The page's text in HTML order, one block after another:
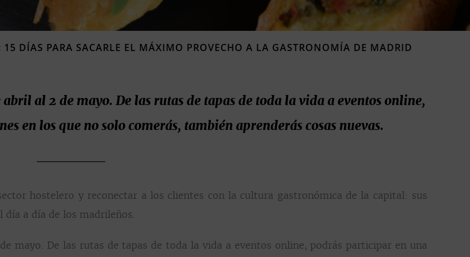
15 DÍAS PARA SACARLE EL MÁXIMO PROVECHO A LA GASTRONOMÍA DE MADRID
al 2 de mayo. De las rutas de tapas de toda la vida a eventos online,
en los que no solo comerás, también aprenderás cosas nuevas.
hostelero y reconectar a los clientes con la cultura gastronómica de la capital: sus
a día de los madrileños.
mayo. De las rutas de tapas de toda la vida a eventos online, podrás participar en una